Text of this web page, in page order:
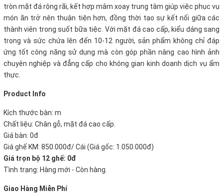
tròn mặt đá rộng rãi, kết hợp mâm xoay trung tâm giúp việc phục vụ
món ăn trở nên thuận tiện hơn, đồng thời tạo sự kết nối giữa các
thành viên trong suốt bữa tiệc. Với mặt đá cao cấp, kiểu dáng sang
trọng và sức chứa lên đến 10-12 người, sản phẩm không chỉ đáp
ứng tốt công năng sử dụng mà còn góp phần nâng cao hình ảnh
chuyên nghiệp và đẳng cấp cho không gian kinh doanh dịch vụ ẩm
thực.
Product Info
Kích thước bàn: m
Chất liệu: Chân gỗ, mặt đá cao cấp.
Giá bàn: 0đ
Giá ghế KM: 850.000đ/ Cái (Giá gốc: 1.050.000đ)
Giá trọn bộ 12 ghế: 0đ
Tình trạng: Hàng mới - Còn hàng.
Giao Hàng Miễn Phí